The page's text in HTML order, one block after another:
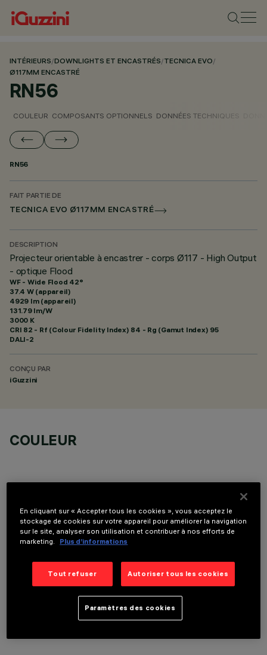
INTÉRIEURS/DOWNLIGHTS ET ENCASTRÉS/TECNICA EVO/
Ø117MM ENCASTRÉ
RN56
COULEUR COMPOSANTS OPTIONNELS DONNÉES TECHNIQUES
RN56
FAIT PARTIE DE
TECNICA EVO Ø117MM ENCASTRÉ
DESCRIPTION
Projecteur orientable à encastrer - corps Ø117 - High Output
- optique Flood
WF - Wide Flood 42°
37.4 W (appareil)
4929 lm (appareil)
131.79 lm/W
3000 K
CRI 82 - Rf (Colour Fidelity Index) 84 - Rg (Gamut Index) 95
DALI-2
CONÇU PAR
iGuzzini
COULEUR
COMPOSANTS OPTIONNELS
DONNÉES TECHNIQUES
En cliquant sur « Accepter tous les cookies », vous acceptez le
stockage de cookies sur votre appareil pour améliorer la navigation
sur le site, analyser son utilisation et contribuer à nos efforts de
marketing.
Plus d’informations
Tout refuser Autoriser tous les cookies
Paramètres des cookies